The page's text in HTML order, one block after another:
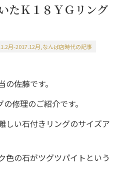
たＫ１８ＹＧリング
月-2017.12月,なんば店時代の記事
佐藤です。
修理のご紹介です。
しい石付きリングのサイズア
色の石がツグツパイトという